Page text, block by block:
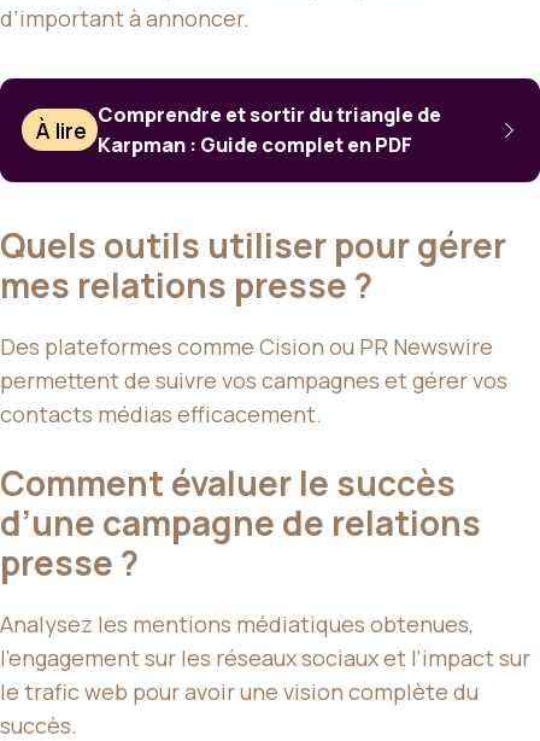
d’important à annoncer.
À lire
Comprendre et sortir du triangle de
Karpman : Guide complet en PDF
Quels outils utiliser pour gérer
mes relations presse ?
Des plateformes comme Cision ou PR Newswire
permettent de suivre vos campagnes et gérer vos
contacts médias efficacement.
Comment évaluer le succès
d’une campagne de relations
presse ?
Analysez les mentions médiatiques obtenues,
l’engagement sur les réseaux sociaux et l’impact sur
le trafic web pour avoir une vision complète du
succès.